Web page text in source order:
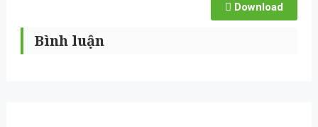
Download
Bình luận